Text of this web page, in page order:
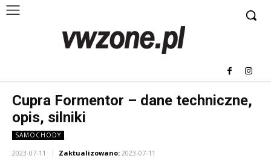
Cupra Formentor – dane techniczne,
opis, silniki
SAMOCHODY
2023-07-11 Zaktualizowano: 2023-07-11